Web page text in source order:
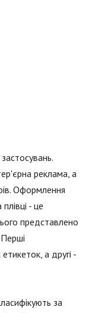
реклама, а
Оформлення
- це
представлено
а другі -
за